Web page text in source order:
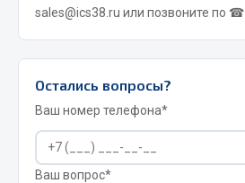
CUMMINS HAFFEN
Подшипники
sales@ics38.ru или позвоните по ☎
Остались вопросы?
Ваш номер телефона*
Ваш вопрос*